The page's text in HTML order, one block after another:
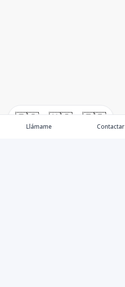
🇪🇸 🇺🇸 🇫🇷
Llámame Contactar